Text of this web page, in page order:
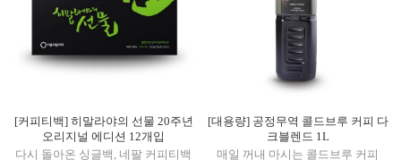
[커피티백] 히말라야의 선물 20주년
오리지널 에디션 12개입
다시 돌아온 싱글백, 네팔 커피티백
[대용량] 공정무역 콜드브루 커피 다
크블렌드 1L
매일 꺼내 마시는 콜드브루 커피